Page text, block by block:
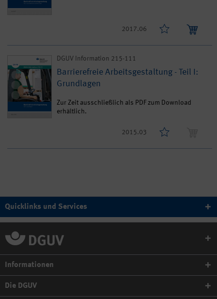
2017.06
DGUV Information 215-111
Barrierefreie Arbeitsgestaltung - Teil I:
Grundlagen
Zur Zeit ausschließlich als PDF zum Download
erhältlich.
2015.03
Quicklinks und Services
Informationen
Die DGUV